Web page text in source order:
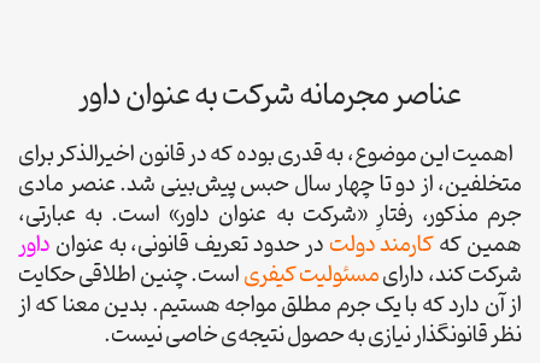
عناصر مجرمانه شرکت به عنوان داور
اهمیت این موضوع، به قدری بوده که در قانون اخیرالذکر برای
متخلفین، از دو تا چهار سال حبس پیش‌بینی شد. عنصر مادی
جرم مذکور، رفتارِ «شرکت به عنوان داور» است. به عبارتی،
همین کهکارمند دولت در حدود تعریف قانونی، به عنوان داور
شرکت کند، دارایمسئولیت کیفریاست. چنین اطلاقی حکایت
از آن دارد که با یک جرم مطلق مواجه هستیم. بدین معنا که از
نظر قانونگذار نیازی به حصول نتیجه‌ی خاصی نیست.